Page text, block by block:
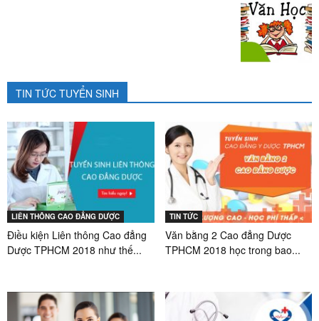
TIN TỨC TUYỂN SINH
LIÊN THÔNG CAO ĐẲNG DƯỢC
Điều kiện Liên thông Cao đẳng
Dược TPHCM 2018 như thế...
TIN TỨC
Văn bằng 2 Cao đẳng Dược
TPHCM 2018 học trong bao...